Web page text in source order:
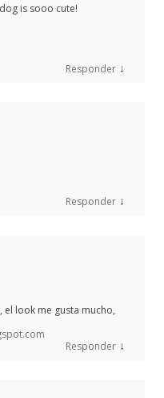
is sooo cute!
Responder ↓
Responder ↓
look me gusta mucho,
Responder ↓